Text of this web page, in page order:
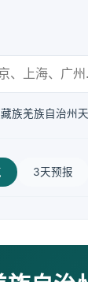
族羌族自治州
3天预报